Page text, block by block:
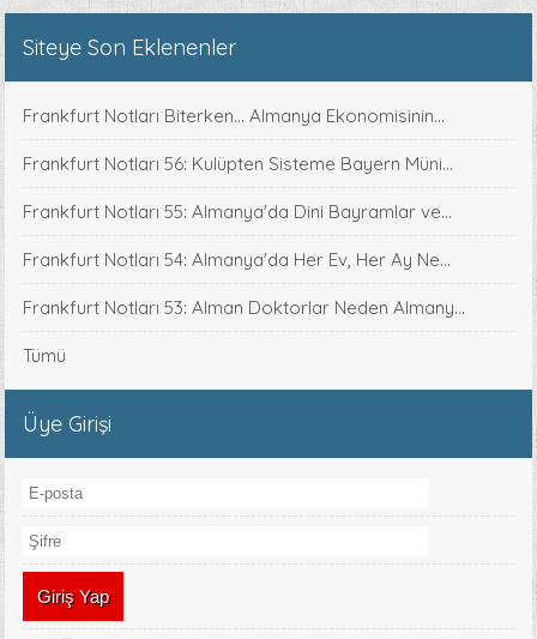
Siteye Son Eklenenler
Frankfurt Notları Biterken... Almanya Ekonomisinin...
Frankfurt Notları 56: Kulüpten Sisteme Bayern Müni...
Frankfurt Notları 55: Almanya'da Dini Bayramlar ve...
Frankfurt Notları 54: Almanya'da Her Ev, Her Ay Ne...
Frankfurt Notları 53: Alman Doktorlar Neden Almany...
Tümü
Üye Girişi